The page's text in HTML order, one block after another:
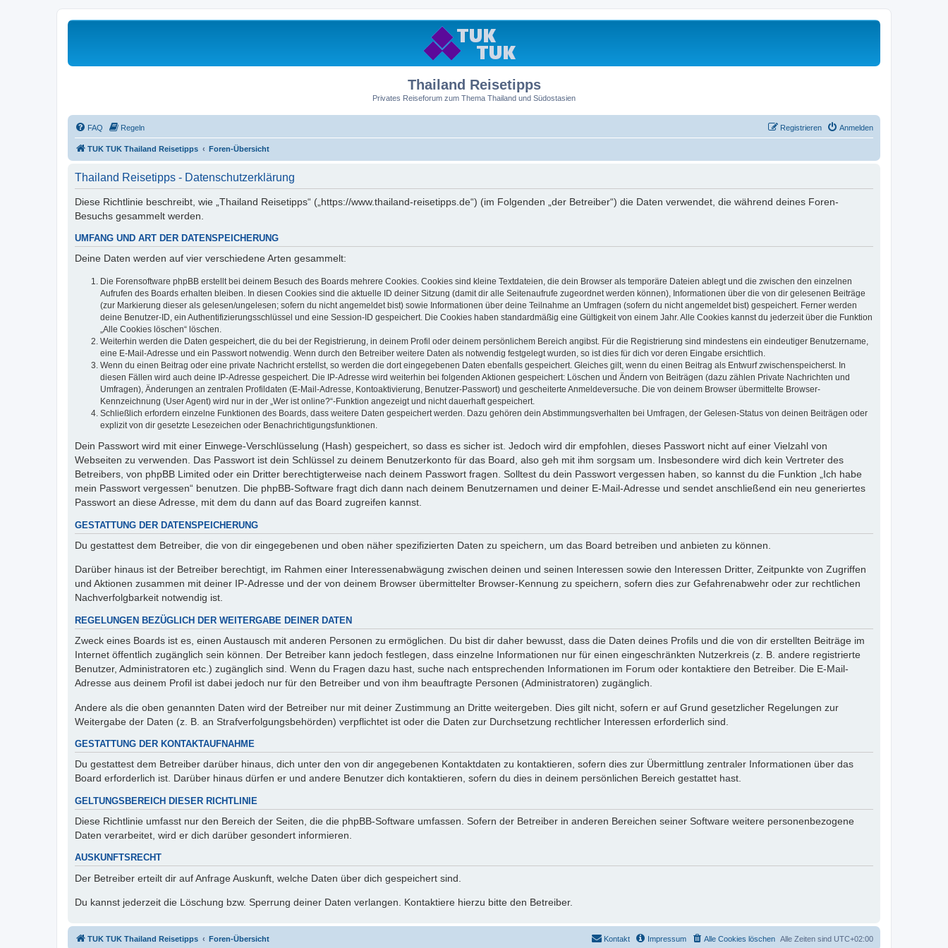
Thailand Reisetipps
Privates Reiseforum zum Thema Thailand und Südostasien
FAQ Regeln Anmelden
Registrieren
TUK TUK Thailand Reisetipps Foren-Übersicht
Thailand Reisetipps - Datenschutzerklärung
Diese Richtlinie beschreibt, wie „Thailand Reisetipps“ („https://www.thailand-reisetipps.de“) (im Folgenden „der Betreiber“) die Daten verwendet, die während deines Foren-
Besuchs gesammelt werden.
UMFANG UND ART DER DATENSPEICHERUNG
Deine Daten werden auf vier verschiedene Arten gesammelt:
Die Forensoftware phpBB erstellt bei deinem Besuch des Boards mehrere Cookies. Cookies sind kleine Textdateien, die dein Browser als temporäre Dateien ablegt und die zwischen den einzelnen
Aufrufen des Boards erhalten bleiben. In diesen Cookies sind die aktuelle ID deiner Sitzung (damit dir alle Seitenaufrufe zugeordnet werden können), Informationen über die von dir gelesenen Beiträge
(zur Markierung dieser als gelesen/ungelesen; sofern du nicht angemeldet bist) sowie Informationen über deine Teilnahme an Umfragen (sofern du nicht angemeldet bist) gespeichert. Ferner werden
deine Benutzer-ID, ein Authentifizierungsschlüssel und eine Session-ID gespeichert. Die Cookies haben standardmäßig eine Gültigkeit von einem Jahr. Alle Cookies kannst du jederzeit über die Funktion
„Alle Cookies löschen“ löschen.
Weiterhin werden die Daten gespeichert, die du bei der Registrierung, in deinem Profil oder deinem persönlichem Bereich angibst. Für die Registrierung sind mindestens ein eindeutiger Benutzername,
eine E-Mail-Adresse und ein Passwort notwendig. Wenn durch den Betreiber weitere Daten als notwendig festgelegt wurden, so ist dies für dich vor deren Eingabe ersichtlich.
Wenn du einen Beitrag oder eine private Nachricht erstellst, so werden die dort eingegebenen Daten ebenfalls gespeichert. Gleiches gilt, wenn du einen Beitrag als Entwurf zwischenspeicherst. In
diesen Fällen wird auch deine IP-Adresse gespeichert. Die IP-Adresse wird weiterhin bei folgenden Aktionen gespeichert: Löschen und Ändern von Beiträgen (dazu zählen Private Nachrichten und
Umfragen), Änderungen an zentralen Profildaten (E-Mail-Adresse, Kontoaktivierung, Benutzer-Passwort) und gescheiterte Anmeldeversuche. Die von deinem Browser übermittelte Browser-
Kennzeichnung (User Agent) wird nur in der „Wer ist online?“-Funktion angezeigt und nicht dauerhaft gespeichert.
Schließlich erfordern einzelne Funktionen des Boards, dass weitere Daten gespeichert werden. Dazu gehören dein Abstimmungsverhalten bei Umfragen, der Gelesen-Status von deinen Beiträgen oder
explizit von dir gesetzte Lesezeichen oder Benachrichtigungsfunktionen.
Dein Passwort wird mit einer Einwege-Verschlüsselung (Hash) gespeichert, so dass es sicher ist. Jedoch wird dir empfohlen, dieses Passwort nicht auf einer Vielzahl von
Webseiten zu verwenden. Das Passwort ist dein Schlüssel zu deinem Benutzerkonto für das Board, also geh mit ihm sorgsam um. Insbesondere wird dich kein Vertreter des
Betreibers, von phpBB Limited oder ein Dritter berechtigterweise nach deinem Passwort fragen. Solltest du dein Passwort vergessen haben, so kannst du die Funktion „Ich habe
mein Passwort vergessen“ benutzen. Die phpBB-Software fragt dich dann nach deinem Benutzernamen und deiner E-Mail-Adresse und sendet anschließend ein neu generiertes
Passwort an diese Adresse, mit dem du dann auf das Board zugreifen kannst.
GESTATTUNG DER DATENSPEICHERUNG
Du gestattest dem Betreiber, die von dir eingegebenen und oben näher spezifizierten Daten zu speichern, um das Board betreiben und anbieten zu können.
Darüber hinaus ist der Betreiber berechtigt, im Rahmen einer Interessenabwägung zwischen deinen und seinen Interessen sowie den Interessen Dritter, Zeitpunkte von Zugriffen
und Aktionen zusammen mit deiner IP-Adresse und der von deinem Browser übermittelter Browser-Kennung zu speichern, sofern dies zur Gefahrenabwehr oder zur rechtlichen
Nachverfolgbarkeit notwendig ist.
REGELUNGEN BEZÜGLICH DER WEITERGABE DEINER DATEN
Zweck eines Boards ist es, einen Austausch mit anderen Personen zu ermöglichen. Du bist dir daher bewusst, dass die Daten deines Profils und die von dir erstellten Beiträge im
Internet öffentlich zugänglich sein können. Der Betreiber kann jedoch festlegen, dass einzelne Informationen nur für einen eingeschränkten Nutzerkreis (z. B. andere registrierte
Benutzer, Administratoren etc.) zugänglich sind. Wenn du Fragen dazu hast, suche nach entsprechenden Informationen im Forum oder kontaktiere den Betreiber. Die E-Mail-
Adresse aus deinem Profil ist dabei jedoch nur für den Betreiber und von ihm beauftragte Personen (Administratoren) zugänglich.
Andere als die oben genannten Daten wird der Betreiber nur mit deiner Zustimmung an Dritte weitergeben. Dies gilt nicht, sofern er auf Grund gesetzlicher Regelungen zur
Weitergabe der Daten (z. B. an Strafverfolgungsbehörden) verpflichtet ist oder die Daten zur Durchsetzung rechtlicher Interessen erforderlich sind.
GESTATTUNG DER KONTAKTAUFNAHME
Du gestattest dem Betreiber darüber hinaus, dich unter den von dir angegebenen Kontaktdaten zu kontaktieren, sofern dies zur Übermittlung zentraler Informationen über das
Board erforderlich ist. Darüber hinaus dürfen er und andere Benutzer dich kontaktieren, sofern du dies in deinem persönlichen Bereich gestattet hast.
GELTUNGSBEREICH DIESER RICHTLINIE
Diese Richtlinie umfasst nur den Bereich der Seiten, die die phpBB-Software umfassen. Sofern der Betreiber in anderen Bereichen seiner Software weitere personenbezogene
Daten verarbeitet, wird er dich darüber gesondert informieren.
AUSKUNFTSRECHT
Der Betreiber erteilt dir auf Anfrage Auskunft, welche Daten über dich gespeichert sind.
Du kannst jederzeit die Löschung bzw. Sperrung deiner Daten verlangen. Kontaktiere hierzu bitte den Betreiber.
TUK TUK Thailand Reisetipps Foren-Übersicht Alle Zeiten sind UTC+02:00
Alle Cookies löschen
Impressum
Kontakt